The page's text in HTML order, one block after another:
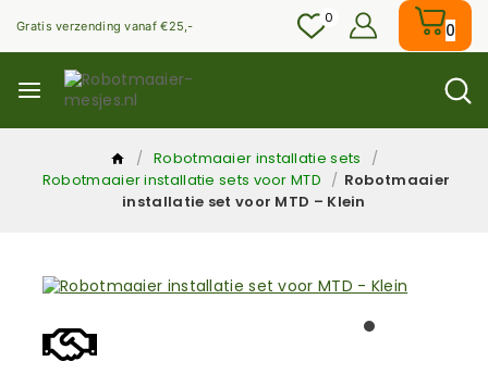
Gratis verzending vanaf €25,- 0
0
/ Robotmaaier installatie sets
/
Robotmaaier installatie sets voor MTD / Robotmaaier
installatie set voor MTD – Klein